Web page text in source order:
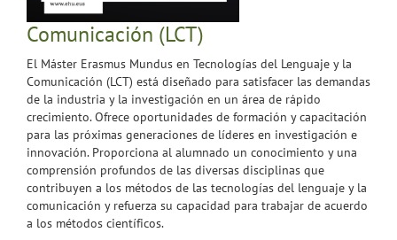
Comunicación (LCT)
El Máster Erasmus Mundus en Tecnologías del Lenguaje y la
Comunicación (LCT) está diseñado para satisfacer las demandas
de la industria y la investigación en un área de rápido
crecimiento. Ofrece oportunidades de formación y capacitación
para las próximas generaciones de líderes en investigación e
innovación. Proporciona al alumnado un conocimiento y una
comprensión profundos de las diversas disciplinas que
contribuyen a los métodos de las tecnologías del lenguaje y la
comunicación y refuerza su capacidad para trabajar de acuerdo
a los métodos científicos.